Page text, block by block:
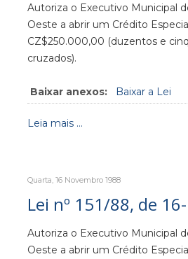
Autoriza o Executivo Municipal
Oeste a abrir um Crédito
CZ$250.000,00 (duzentos e
cruzados).
Baixar anexos: Baixar a Lei
Leia mais ...
Quarta, 16 Novembro 1988
Lei nº 151/88, de
Autoriza o Executivo Municipal
Oeste a abrir um Crédito